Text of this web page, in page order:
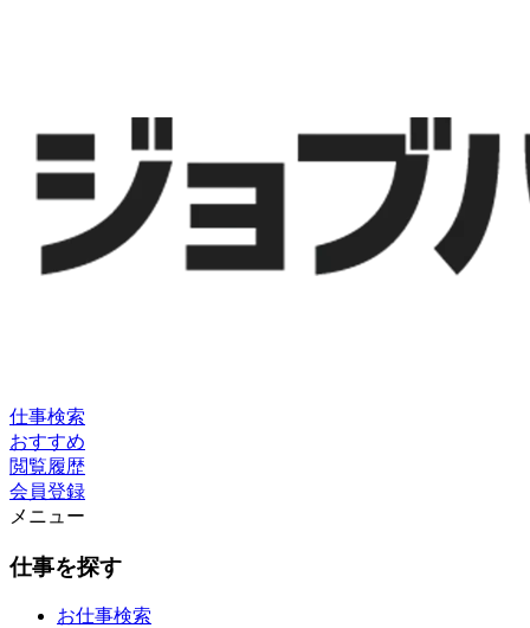
仕事検索
おすすめ
閲覧履歴
会員登録
メニュー
仕事を探す
お仕事検索